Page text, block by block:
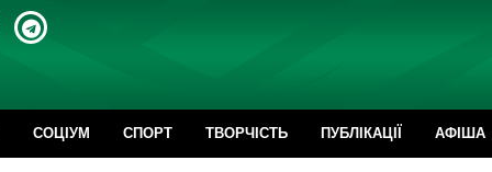
CОЦІУМ СПОРТ ТВОРЧІСТЬ ПУБЛІКАЦІЇ АФІША